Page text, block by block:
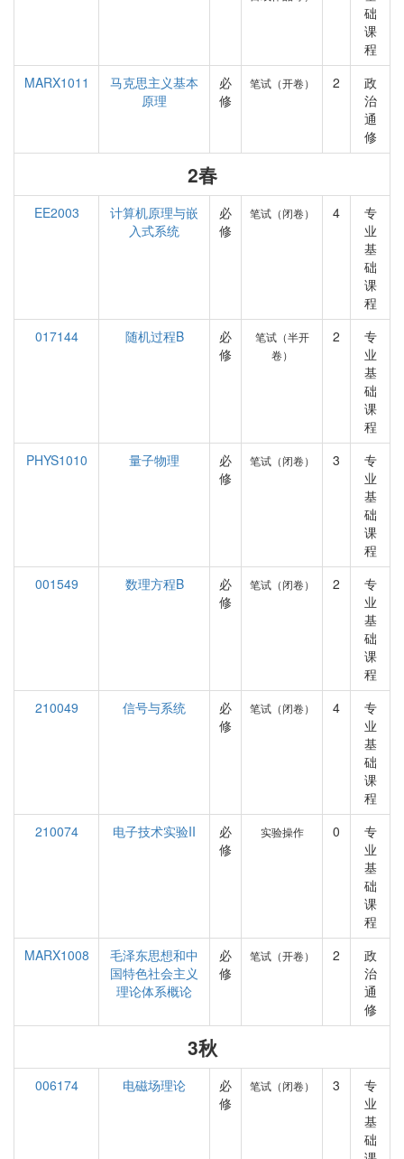
础
课
程
MARX1011
马克思主义基本
原理
必
修
笔试（开卷） 2
政
治
通
修
2春
EE2003
计算机原理与嵌
入式系统
必
修
笔试（闭卷） 4
专
业
基
础
课
程
017144
随机过程B
必
修
笔试（半开
卷）
2
专
业
基
础
课
程
PHYS1010
量子物理
必
修
笔试（闭卷） 3
专
业
基
础
课
程
001549
数理方程B
必
修
笔试（闭卷） 2
专
业
基
础
课
程
210049
信号与系统
必
修
笔试（闭卷） 4
专
业
基
础
课
程
210074
电子技术实验II
必
修
实验操作 0
专
业
基
础
课
程
MARX1008
毛泽东思想和中
国特色社会主义
理论体系概论
必
修
笔试（开卷） 2
政
治
通
修
3秋
006174 电磁场理论
必
修
笔试（闭卷） 3
专
业
基
础